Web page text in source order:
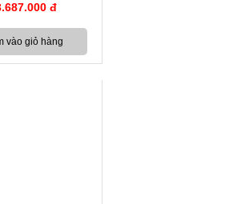
đ